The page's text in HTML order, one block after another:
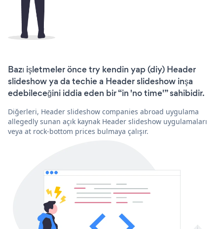
Bazı işletmeler önce try kendin yap (diy) Header
slideshow ya da techie a Header slideshow inşa
edebileceğini iddia eden bir “in 'no time'” sahibidir.
Diğerleri, Header slideshow companies abroad uygulama
allegedly sunan açık kaynak Header slideshow uygulamaları
veya at rock-bottom prices bulmaya çalışır.